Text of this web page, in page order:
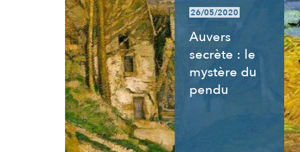
26/05/2020
Auvers
secrète : le
mystère du
pendu